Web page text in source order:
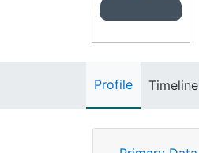
Profile Timeline